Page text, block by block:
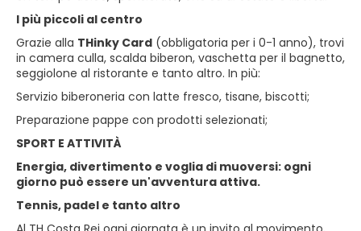
I più piccoli al centro
Grazie alla THinky Card (obbligatoria per i 0-1 anno), trovi
in camera culla, scalda biberon, vaschetta per il bagnetto,
seggiolone al ristorante e tanto altro. In più:
Servizio biberoneria con latte fresco, tisane, biscotti;
Preparazione pappe con prodotti selezionati;
SPORT E ATTIVITÀ
Energia, divertimento e voglia di muoversi: ogni
giorno può essere un'avventura attiva.
Tennis, padel e tanto altro